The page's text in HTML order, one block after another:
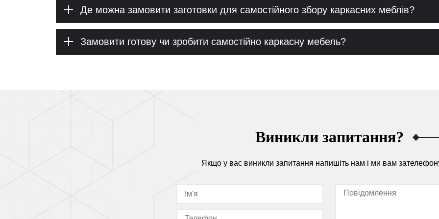
Де можна замовити заготовки для самостійного збору каркасних меблів?
Замовити готову чи зробити самостійно каркасну мебель?
Виникли запитання?
Якщо у вас виникли запитання напишіть нам і ми вам